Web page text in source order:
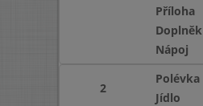
Příloha
Doplněk
Nápoj
2
Polévka
Jídlo